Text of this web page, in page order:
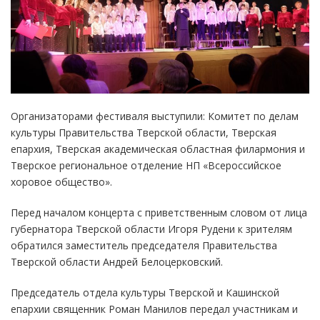
Организаторами фестиваля выступили: Комитет по делам
культуры Правительства Тверской области, Тверская
епархия, Тверская академическая областная филармония и
Тверское региональное отделение НП «Всероссийское
хоровое общество».
Перед началом концерта с приветственным словом от лица
губернатора Тверской области Игоря Рудени к зрителям
обратился заместитель председателя Правительства
Тверской области Андрей Белоцерковский.
Председатель отдела культуры Тверской и Кашинской
епархии священник Роман Манилов передал участникам и